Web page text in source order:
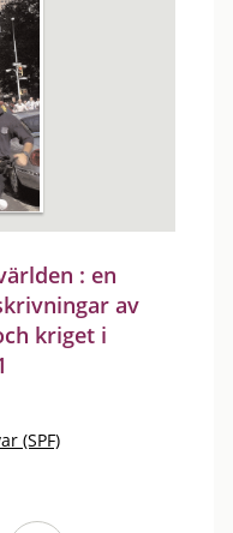
: en
av
kriget i
(SPF)